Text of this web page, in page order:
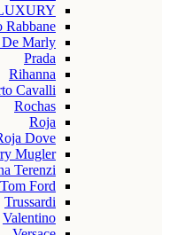
Rabbane
De Marly
Prada
Rihanna
Cavalli
Rochas
Roja
Dove
Mugler
Terenzi
Tom Ford
Trussardi
Valentino